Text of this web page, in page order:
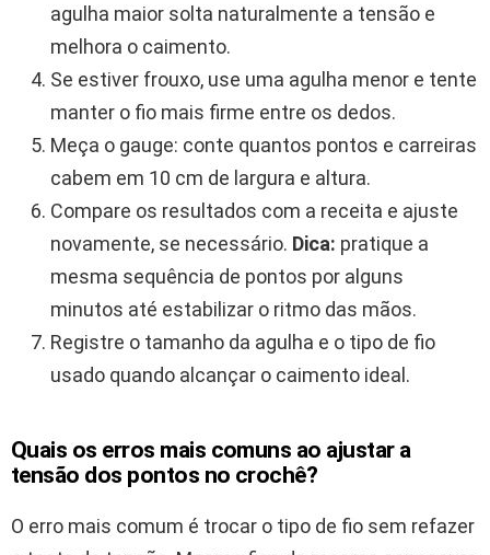
agulha maior solta naturalmente a tensão e
melhora o caimento.
Se estiver frouxo, use uma agulha menor e tente
manter o fio mais firme entre os dedos.
Meça o gauge: conte quantos pontos e carreiras
cabem em 10 cm de largura e altura.
Compare os resultados com a receita e ajuste
novamente, se necessário. Dica: pratique a
mesma sequência de pontos por alguns
minutos até estabilizar o ritmo das mãos.
Registre o tamanho da agulha e o tipo de fio
usado quando alcançar o caimento ideal.
Quais os erros mais comuns ao ajustar a
tensão dos pontos no crochê?
O erro mais comum é trocar o tipo de fio sem refazer